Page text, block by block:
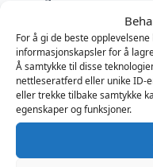
For å gi de beste
informasjonskapsler for å
Å samtykke til disse
nettleseratferd eller unike ID-
eller trekke tilbake samtykke
egenskaper og funksjoner.
antall Legg I
Produktnummer:
Kategorier:BDSM, Pinnehjul,
Brand:Kiotos